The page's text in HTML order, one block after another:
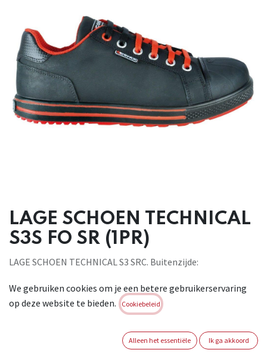
LAGE SCHOEN TECHNICAL
S3S FO SR (1PR)
LAGE SCHOEN TECHNICAL S3 SRC. Buitenzijde:
Binnenzijde: 100% polyamide, ademend. Binnenzool: AIR in
EVA.
diktes in het oppervlak. Buitenzool: Welness PU/TPU.
We gebruiken cookies om je een betere gebruikerservaring
op deze website te bieden.
Cookiebeleid
Alleen het essentiële Ik ga akkoord